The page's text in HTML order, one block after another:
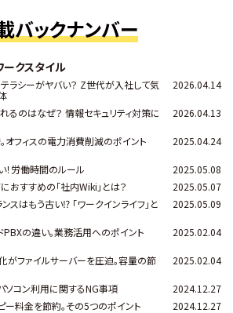
バックナンバー
ークスタイル
テラシーがヤバい？ Z世代が入社して気
2026.04.14
るのはなぜ？ 情報セキュリティ対策に
2026.04.13
オフィスの電力消費削減のポイント
2025.04.24
！労働時間のルール
2025.05.08
おすすめの「社内Wiki」とは？
2025.05.07
スはもう古い⁉ 「ワークインライフ」と
2025.05.09
PBXの違い。業務活用へのポイント
2025.02.04
がファイルサーバーを圧迫。容量の節
2025.02.04
ソコン利用に関するNG事項
2024.12.27
ー料金を節約。その5つのポイント
2024.12.27